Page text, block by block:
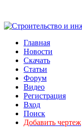
Главная
Новости
Скачать
Статьи
Форум
Видео
Регистрация
Вход
Поиск
Добавить чертеж